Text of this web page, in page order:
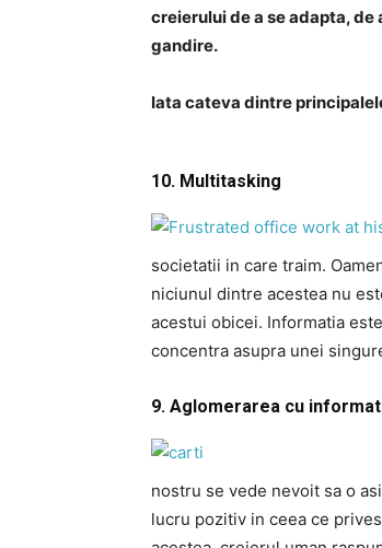
creierului de a se adapta, de
gandire.
Iata cateva dintre
10. Multitasking
societatii in care traim.
niciunul dintre acestea nu
acestui obicei. Informatia
concentra asupra unei
9. Aglomerarea cu
nostru se vede nevoit sa o
lucru pozitiv in ceea ce